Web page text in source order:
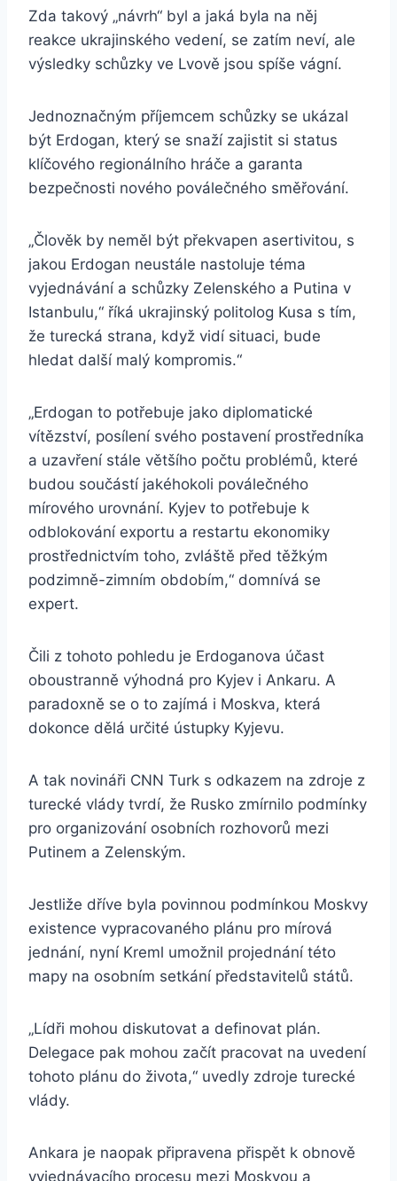
Zda takový „návrh“ byl a jaká byla na něj
reakce ukrajinského vedení, se zatím neví, ale
výsledky schůzky ve Lvově jsou spíše vágní.
Jednoznačným příjemcem schůzky se ukázal
být Erdogan, který se snaží zajistit si status
klíčového regionálního hráče a garanta
bezpečnosti nového poválečného směřování.
„Člověk by neměl být překvapen asertivitou, s
jakou Erdogan neustále nastoluje téma
vyjednávání a schůzky Zelenského a Putina v
Istanbulu,“ říká ukrajinský politolog Kusa s tím,
že turecká strana, když vidí situaci, bude
hledat další malý kompromis.“
„Erdogan to potřebuje jako diplomatické
vítězství, posílení svého postavení prostředníka
a uzavření stále většího počtu problémů, které
budou součástí jakéhokoli poválečného
mírového urovnání. Kyjev to potřebuje k
odblokování exportu a restartu ekonomiky
prostřednictvím toho, zvláště před těžkým
podzimně-zimním obdobím,“ domnívá se
expert.
Čili z tohoto pohledu je Erdoganova účast
oboustranně výhodná pro Kyjev i Ankaru. A
paradoxně se o to zajímá i Moskva, která
dokonce dělá určité ústupky Kyjevu.
A tak novináři CNN Turk s odkazem na zdroje z
turecké vlády tvrdí, že Rusko zmírnilo podmínky
pro organizování osobních rozhovorů mezi
Putinem a Zelenským.
Jestliže dříve byla povinnou podmínkou Moskvy
existence vypracovaného plánu pro mírová
jednání, nyní Kreml umožnil projednání této
mapy na osobním setkání představitelů států.
„Lídři mohou diskutovat a definovat plán.
Delegace pak mohou začít pracovat na uvedení
tohoto plánu do života,“ uvedly zdroje turecké
vlády.
Ankara je naopak připravena přispět k obnově
vyjednávacího procesu mezi Moskvou a